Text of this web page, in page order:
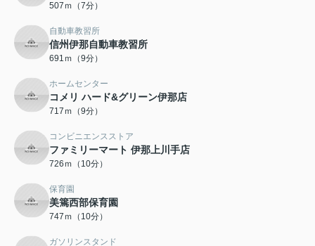
507ｍ（7分）
自動車教習所
信州伊那自動車教習所
691ｍ（9分）
ホームセンター
コメリ ハード&グリーン伊那店
717ｍ（9分）
コンビニエンスストア
ファミリーマート 伊那上川手店
726ｍ（10分）
保育園
美篶西部保育園
747ｍ（10分）
ガソリンスタンド